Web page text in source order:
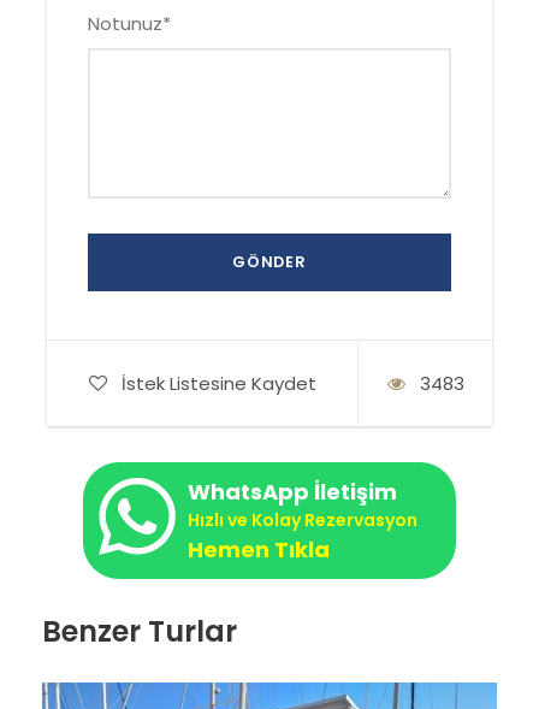
Notunuz*
İstek Listesine Kaydet 3483
WhatsApp İletişim
Hızlı ve Kolay Rezervasyon
Hemen Tıkla
Benzer Turlar